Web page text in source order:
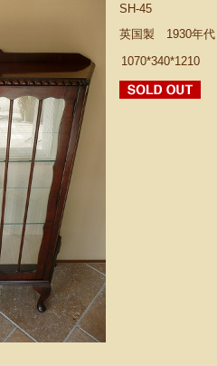
SH-45
英国製 1930年
1070*340*1210